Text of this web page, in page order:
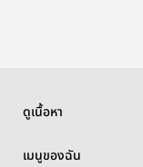
ดูเนื้อหา
เมนูของฉัน